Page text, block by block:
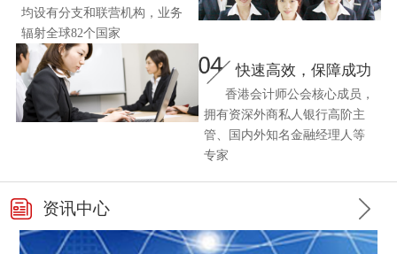
均设有分支和联营机构，业务
辐射全球82个国家
快速高效，保障成功
香港会计师公会核心成员，
拥有资深外商私人银行高阶主
管、国内外知名金融经理人等
专家
资讯中心